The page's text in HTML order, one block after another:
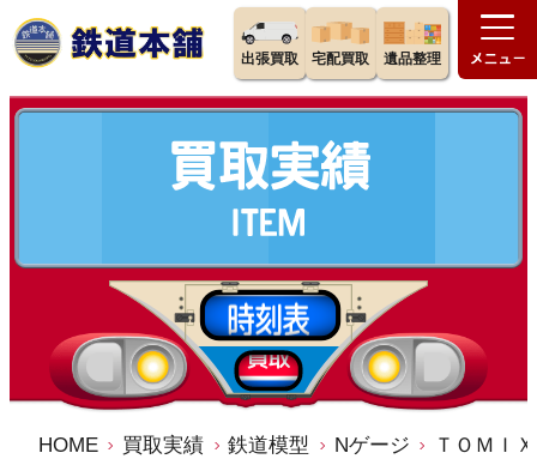
出張買取 宅配買取 遺品整理
HOME 買取実績 鉄道模型 Nゲージ ＴＯＭＩＸ